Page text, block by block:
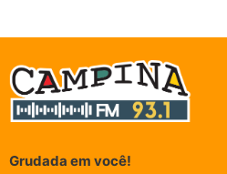
Grudada em você!